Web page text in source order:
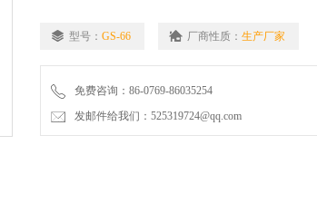
型号： GS-66 厂商性质： 生产厂家
免费咨询：86-0769-86035254
发邮件给我们：525319724@qq.com